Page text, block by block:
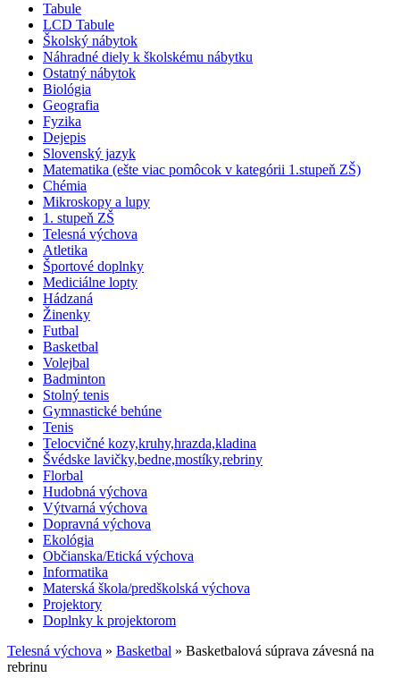
Tabule
LCD Tabule
Školský nábytok
Náhradné diely k školskému nábytku
Ostatný nábytok
Biológia
Geografia
Fyzika
Dejepis
Slovenský jazyk
Matematika (ešte viac pomôcok v kategórii 1.stupeň ZŠ)
Chémia
Mikroskopy a lupy
1. stupeň ZŠ
Telesná výchova
Atletika
Športové doplnky
Mediciálne lopty
Hádzaná
Žinenky
Futbal
Basketbal
Volejbal
Badminton
Stolný tenis
Gymnastické behúne
Tenis
Telocvičné kozy,kruhy,hrazda,kladina
Švédske lavičky,bedne,mostíky,rebriny
Florbal
Hudobná výchova
Výtvarná výchova
Dopravná výchova
Ekológia
Občianska/Etická výchova
Informatika
Materská škola/predškolská výchova
Projektory
Doplnky k projektorom
Telesná výchova » Basketbal » Basketbalová súprava závesná na
rebrinu